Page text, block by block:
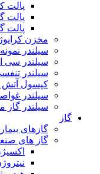
پالت
پالت گاز 3
پالت گاز 2
مخزن
سیلندر
سیلندر سی
سیلندر
کپسول آتش
سیلندر
سیلندر گاز
گاز
گازهای
گاز های